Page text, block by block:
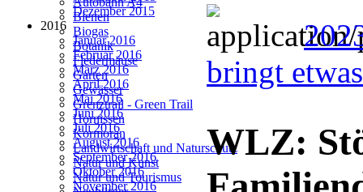
Bienen
Biogas
Botanik
Fledermäuse
Garten
Gewässer
Grenztrail - Green Trail
Hornissen
Kormoran
Landwirtschaft und Naturschutz
Natur und Kunst
Natur und Tourismus
Dezember 2015
2016
Januar 2016
Februar 2016
März 2016
April 2016
Mai 2016
Juni 2016
Juli 2016
August 2016
September 2016
Oktober 2016
November 2016
bringt
WLZ: